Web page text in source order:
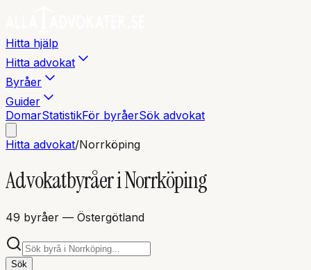
Hitta hjälp
Hitta advokat
Byråer
Guider
DomarStatistikFör byråerSök advokat
Hitta advokat/Norrköping
Advokatbyråer iNorrköping
49 byråer — Östergötland
Sök